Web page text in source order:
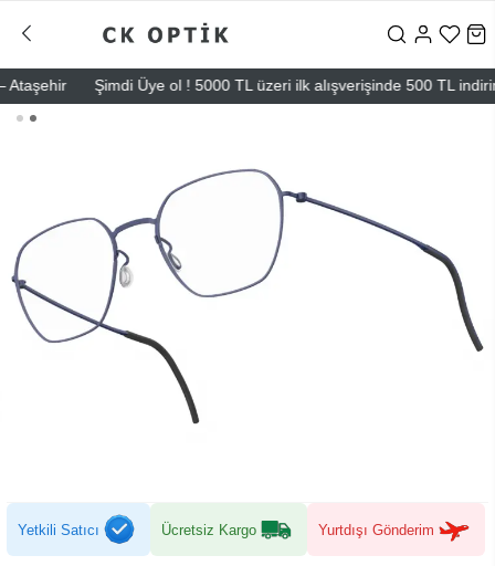
Şimdi Üye ol ! 5000 TL üzeri ilk alışverişinde 500 TL indirim
Yetkili Satıcı Ücretsiz Kargo Yurtdışı Gönderim